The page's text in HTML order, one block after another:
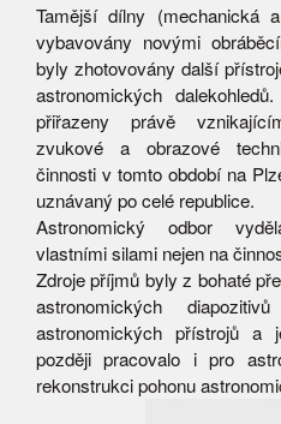
Tamější dílny (mechanická
vybavovány novými
byly zhotovovány další
astronomických
přiřazeny právě
zvukové a obrazové
činnosti v tomto období na
uznávaný po celé republice.
Astronomický odbor
vlastními silami nejen na
Zdroje příjmů byly z bohaté
astronomických
astronomických přístrojů
později pracovalo i pro
rekonstrukci pohonu